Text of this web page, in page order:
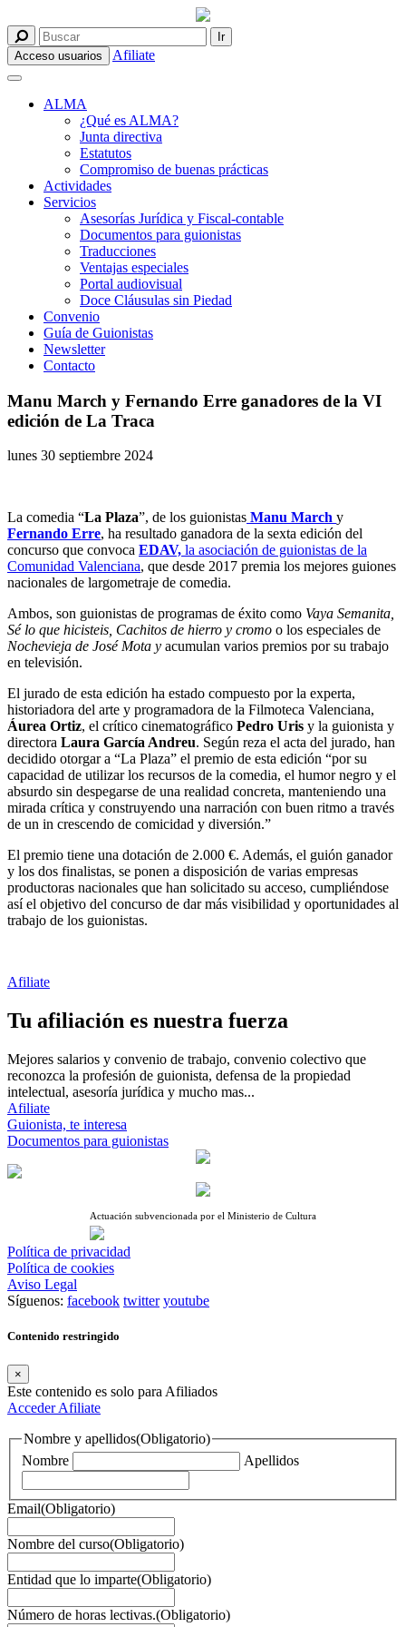
Acceso usuarios Afiliate
ALMA
¿Qué es ALMA?
Junta directiva
Estatutos
Compromiso de buenas prácticas
Actividades
Servicios
Asesorías Jurídica y Fiscal-contable
Documentos para guionistas
Traducciones
Ventajas especiales
Portal audiovisual
Doce Cláusulas sin Piedad
Convenio
Guía de Guionistas
Newsletter
Contacto
Manu March y Fernando Erre ganadores de la VI
edición de La Traca
lunes 30 septiembre 2024
La comedia “La Plaza”, de los guionistas Manu March y
Fernando Erre, ha resultado ganadora de la sexta edición del
concurso que convoca EDAV, la asociación de guionistas de la
Comunidad Valenciana, que desde 2017 premia los mejores guiones
nacionales de largometraje de comedia.
Ambos, son guionistas de programas de éxito como Vaya Semanita,
Sé lo que hicisteis, Cachitos de hierro y cromo o los especiales de
Nochevieja de José Mota y acumulan varios premios por su trabajo
en televisión.
El jurado de esta edición ha estado compuesto por la experta,
historiadora del arte y programadora de la Filmoteca Valenciana,
Áurea Ortiz, el crítico cinematográfico Pedro Uris y la guionista y
directora Laura García Andreu. Según reza el acta del jurado, han
decidido otorgar a “La Plaza” el premio de esta edición “por su
capacidad de utilizar los recursos de la comedia, el humor negro y el
absurdo sin despegarse de una realidad concreta, manteniendo una
mirada crítica y construyendo una narración con buen ritmo a través
de un in crescendo de comicidad y diversión.”
El premio tiene una dotación de 2.000 €. Además, el guión ganador
y los dos finalistas, se ponen a disposición de varias empresas
productoras nacionales que han solicitado su acceso, cumpliéndose
así el objetivo del concurso de dar más visibilidad y oportunidades al
trabajo de los guionistas.
Afiliate
Tu afiliación es nuestra fuerza
Mejores salarios y convenio de trabajo, convenio colectivo que
reconozca la profesión de guionista, defensa de la propiedad
intelectual, asesoría jurídica y mucho mas...
Afiliate
Guionista, te interesa
Documentos para guionistas
Actuación subvencionada por el Ministerio de Cultura
Política de privacidad
Política de cookies
Aviso Legal
Síguenos: facebook twitter youtube
Contenido restringido
×
Este contenido es solo para Afiliados
AccederAfiliate
Nombre y apellidos(Obligatorio)
Nombre
Apellidos
Email(Obligatorio)
Nombre del curso(Obligatorio)
Entidad que lo imparte(Obligatorio)
Número de horas lectivas.(Obligatorio)